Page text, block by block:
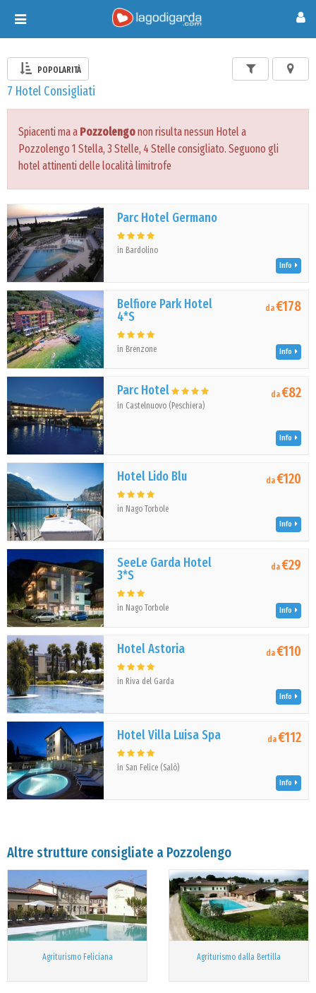
Toggle
navigation
POPOLARITÀ
7 Hotel Consigliati
Spiacenti ma a Pozzolengonon risulta nessun Hotel a
Pozzolengo 1 Stella, 3 Stelle, 4 Stelle consigliato. Seguono gli
hotel attinenti delle località limitrofe
Parc Hotel Germano
in Bardolino
Info
Belfiore Park Hotel
4*S
in Brenzone
da€178
Info
Parc Hotel
in Castelnuovo (Peschiera)
da€82
Info
Hotel Lido Blu
in Nago Torbole
da€120
Info
SeeLe Garda Hotel
3*S
in Nago Torbole
da€29
Info
Hotel Astoria
in Riva del Garda
da€110
Info
Hotel Villa Luisa Spa
in San Felice (Salò)
da€112
Info
Altre strutture consigliate a Pozzolengo
Agriturismo Feliciana Agriturismo dalla Bertilla